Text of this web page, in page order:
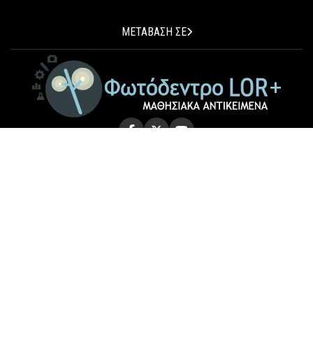
ΜΕΤΑΒΑΣΗ ΣΕ